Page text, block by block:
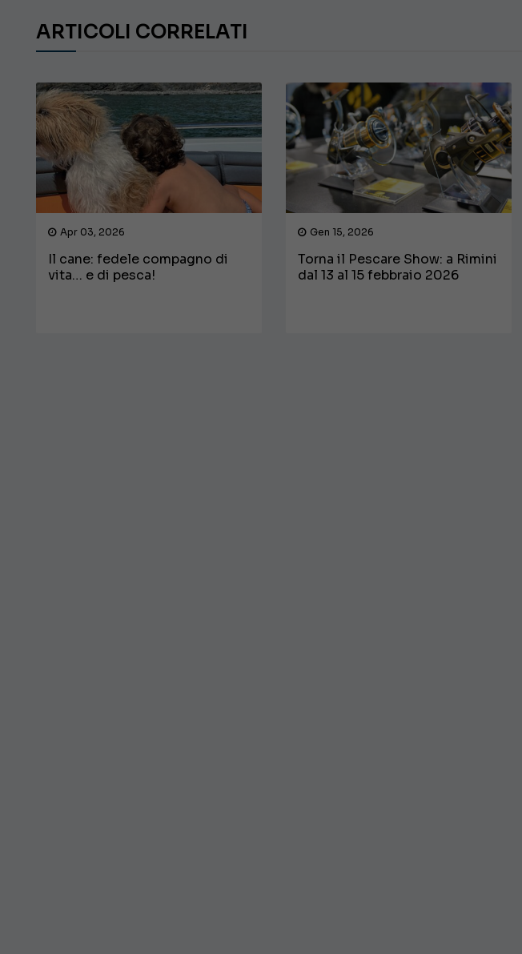
ARTICOLI CORRELATI
Apr 03, 2026
Il cane: fedele compagno di
vita… e di pesca!
Gen 15, 2026
Torna il Pescare Show: a Rimini
dal 13 al 15 febbraio 2026